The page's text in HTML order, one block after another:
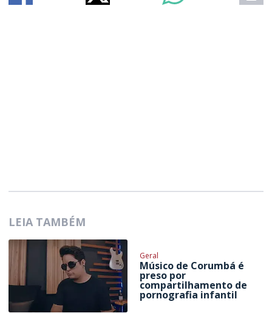
LEIA TAMBÉM
Geral
Músico de Corumbá é
preso por
compartilhamento de
pornografia infantil